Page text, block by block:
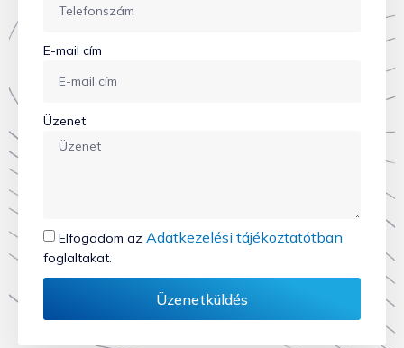
E-mail cím
Üzenet
Elfogadom az Adatkezelési tájékoztatótban
foglaltakat.
Üzenetküldés